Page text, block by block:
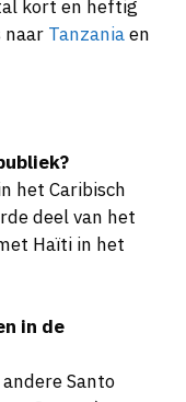
naarTanzaniaen
het Caribisch
deel van het
Haïti in het
Santo
Samaná en